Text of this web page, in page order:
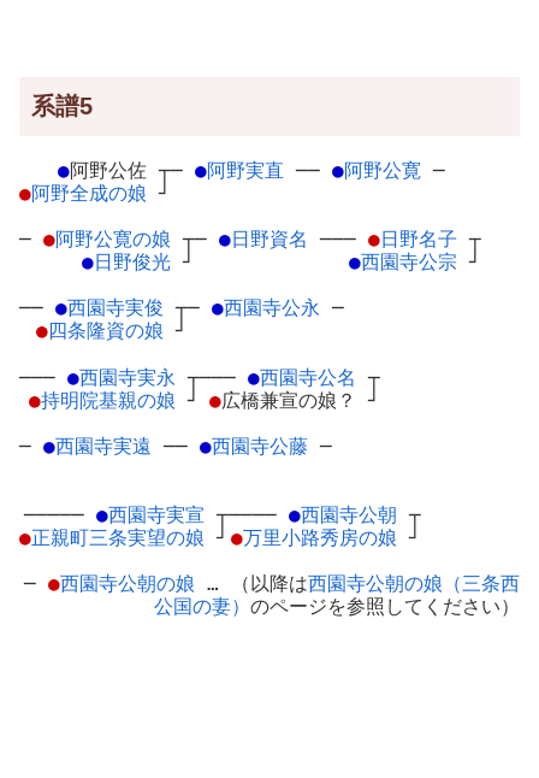
系譜5
●阿野公佐 ┬
●阿野全成の娘 ┘
─ ●阿野実直 ── ●阿野公寛 ─
─ ●阿野公寛の娘 ┬
●日野俊光 ┘
─ ●日野資名 ─── ●日野名子 ┬
●西園寺公宗 ┘
── ●西園寺実俊 ┬
●四条隆資の娘 ┘
─ ●西園寺公永 ─
─── ●西園寺実永 ┬
●持明院基親の娘 ┘
─── ●西園寺公名 ┬
●広橋兼宣の娘？ ┘
─ ●西園寺実遠 ── ●西園寺公藤 ─
───── ●西園寺実宣 ┬
●正親町三条実望の娘 ┘
──── ●西園寺公朝 ┬
●万里小路秀房の娘 ┘
─ ●西園寺公朝の娘 … （以降は西園寺公朝の娘（三条西
公国の妻） のページを参照してください）